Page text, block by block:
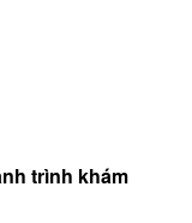
trình khám